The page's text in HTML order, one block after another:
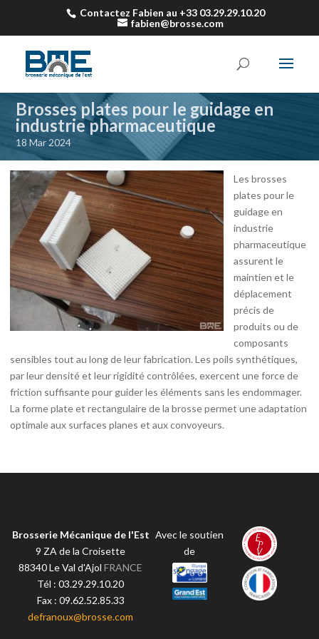
Contactez Fabien au +33 03.29.29.10.20
fabien@brosse.com
Brosses plates pour le guidage en
industrie pharmaceutique
18 Mar 2024
Les brosses
plates pour le
guidage en
industrie
pharmaceutique
assurent le
maintien et le
déplacement
précis de
produits ou de
composants
sensibles tout au long de leur fabrication. Les poils synthétiques,
par leur densité et leur rigidité contrôlées, exercent une force de
friction suffisante pour guider les éléments sans les endommager.
La forme plate et rectangulaire de la brosse permet une adaptation
optimale aux surfaces planes et aux convoyeurs.
Brosserie Mécanique de l'Est
9 ZA de la Croisette
88340Le Val d'Ajol FRANCE
Tél :03.29.29.10.20
Fax : 09.62.52.85.33
defranoux@brosse.com
Avec le soutien
de